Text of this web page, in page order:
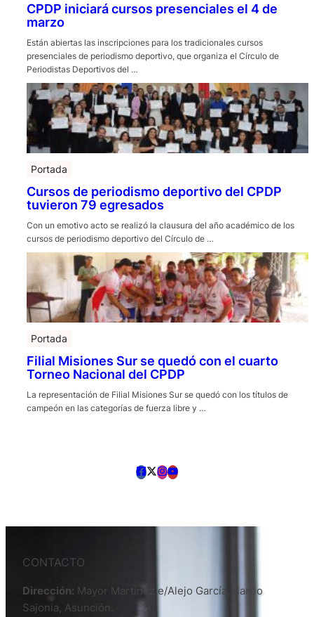
CPDP iniciará cursos presenciales el 4 de
marzo
Están abiertas las inscripciones para los tradicionales cursos
presenciales de periodismo deportivo, que organiza el Círculo de
Periodistas Deportivos del …
Portada
Cursos de periodismo deportivo del CPDP
tuvieron 79 egresados
Con un emotivo acto se realizó la clausura del año académico de los
cursos de periodismo deportivo del Círculo de …
Portada
Filial Misiones Sur se quedó con el cuarto
Torneo Nacional del CPDP
La representación de Filial Misiones Sur se quedó con los títulos de
campeón en las categorías de fuerza libre y …
CONTACTO
Dirección: Mayor Martinez e/Alejo García, Barrio
Sajonia, Asunción.